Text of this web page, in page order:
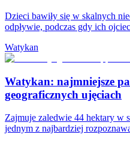
Dzieci bawiły się w skalnych
odpływie, podczas gdy ich
Watykan
Watykan: najmniejsze
geograficznych ujęciach
Zajmuje zaledwie 44 hektary w
jednym z najbardziej